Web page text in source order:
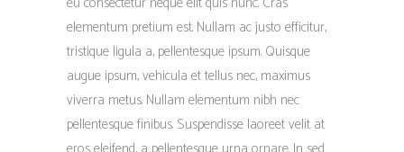
elementum pretium est. Nullam ac justo efficitur,
tristique ligula a, pellentesque ipsum. Quisque
augue ipsum, vehicula et tellus nec, maximus
viverra metus. Nullam elementum nibh nec
pellentesque finibus. Suspendisse laoreet velit at